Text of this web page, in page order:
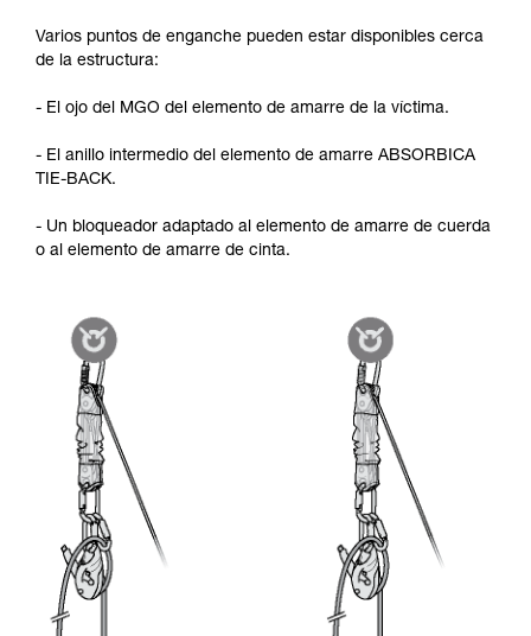
Varios puntos de enganche pueden estar disponibles cerca
de la estructura:
- El ojo del MGO del elemento de amarre de la víctima.
- El anillo intermedio del elemento de amarre ABSORBICA
TIE-BACK.
- Un bloqueador adaptado al elemento de amarre de cuerda
o al elemento de amarre de cinta.